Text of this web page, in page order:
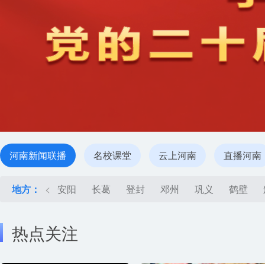
河南新闻联播 名校课堂 云上河南 直播河南
地方： < 安阳 长葛 登封 邓州 巩义 鹤壁
热点关注